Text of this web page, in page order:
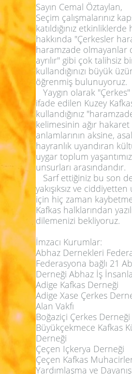
Sayın Cemal Öztaylan,
Seçim çalışmalarınız
katıldığınız etkinliklerde
hakkında "Çerkesler
haramzade olmayanlar
ayrılır" gibi çok talihsiz
kullandığınızı büyük
öğrenmiş bulunuyoruz.
Yaygın olarak
ifade edilen Kuzey
kullandığınız
kelimesinin ağır
anlamlarının aksine,
hayranlık uyandıran
uygar toplum
unsurları arasındandır.
Sarf ettiğiniz bu son
yakışıksız ve
için hiç zaman
Kafkas halklarından
dilemenizi bekliyoruz.
İmzacı Kurumlar:
Abhaz Dernekleri
Federasyona bağlı 21
Derneği Abhaz İş
Adige Kafkas Derneği
Adige Xase Çerkes
Alan Vakfı
Boğaziçi Çerkes Derneği
Büyükçekmece Kafkas
Derneği
Çeçen Içkerya Derneği
Çeçen Kafkas
Yardımlaşma ve